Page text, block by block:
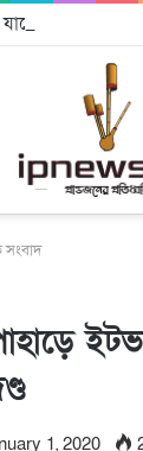
দি রাবুগার
1, 2020